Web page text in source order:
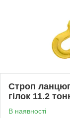
Строп
гілок 11.2
В наявності